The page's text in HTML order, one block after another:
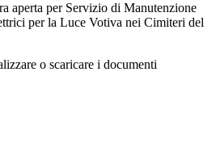
aperta per Servizio di Manutenzione
per la Luce Votiva nei Cimiteri del
o scaricare i documenti